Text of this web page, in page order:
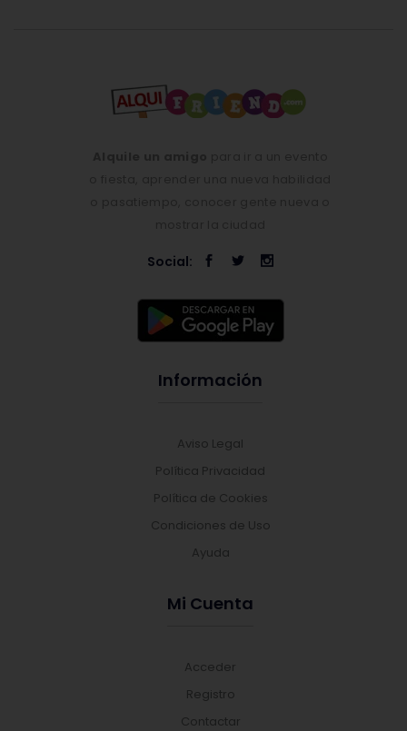
Social:
Información
Aviso Legal
Política Privacidad
Política de Cookies
Condiciones de Uso
Ayuda
Mi Cuenta
Acceder
Registro
Contactar